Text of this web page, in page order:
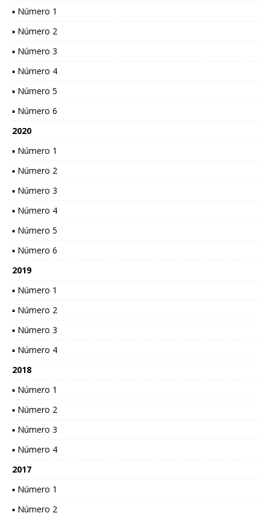
▪ Número 1
▪ Número 2
▪ Número 3
▪ Número 4
▪ Número 5
▪ Número 6
2020
▪ Número 1
▪ Número 2
▪ Número 3
▪ Número 4
▪ Número 5
▪ Número 6
2019
▪ Número 1
▪ Número 2
▪ Número 3
▪ Número 4
2018
▪ Número 1
▪ Número 2
▪ Número 3
▪ Número 4
2017
▪ Número 1
▪ Número 2